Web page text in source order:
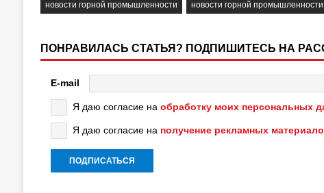
новости горной промышленности новости горной промышленности
ПОНРАВИЛАСЬ СТАТЬЯ? ПОДПИШИТЕСЬ НА
E-mail
Я даю согласие на обработку моих персональных
Я даю согласие на получение рекламных